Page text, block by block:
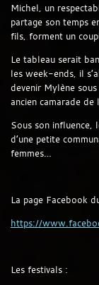
Michel, un
partage son temps
fils, forment un
Le tableau serait
les week-ends, il
devenir Mylène
ancien camarade
Sous son
d’une petite
femmes…
La page Facebook
https://
Les festivals :